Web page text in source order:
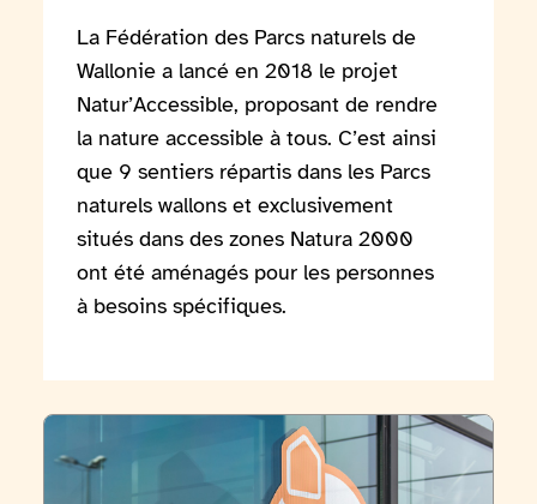
La Fédération des Parcs naturels de
Wallonie a lancé en 2018 le projet
Natur’Accessible, proposant de rendre
la nature accessible à tous. C’est ainsi
que 9 sentiers répartis dans les Parcs
naturels wallons et exclusivement
situés dans des zones Natura 2000
ont été aménagés pour les personnes
à besoins spécifiques.
Voir l'article 19 Espaces TEC sont certifiés par Access-i !